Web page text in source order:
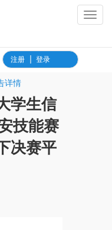
注册 登录
详情
学生信
技能赛
决赛平